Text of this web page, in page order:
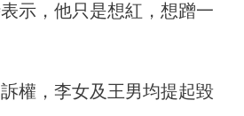
示，他只是想紅，想蹭一
權，李女及王男均提起毀